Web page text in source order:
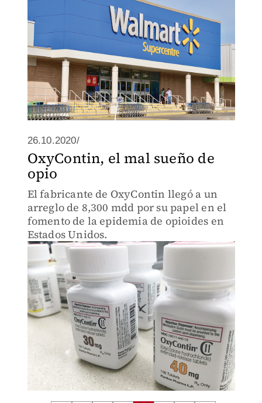
26.10.2020/
OxyContin, el mal sueño de
opio
El fabricante de OxyContin llegó a un
arreglo de 8,300 mdd por su papel en el
fomento de la epidemia de opioides en
Estados Unidos.